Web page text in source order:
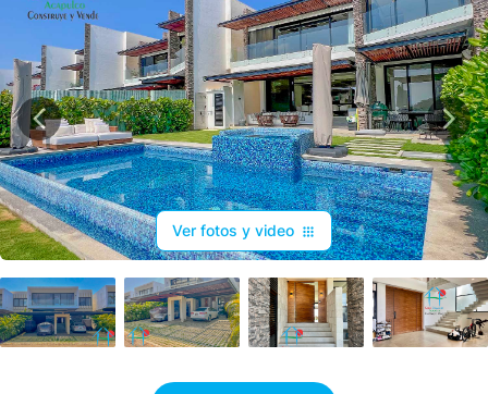
Ver fotos y video